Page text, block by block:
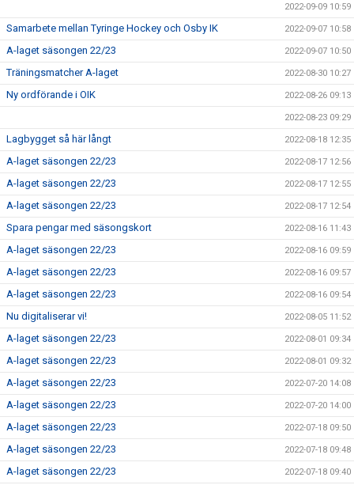
2022-09-09 10:59
Samarbete mellan Tyringe Hockey och Osby IK 2022-09-07 10:58
A-laget säsongen 22/23 2022-09-07 10:50
Träningsmatcher A-laget 2022-08-30 10:27
Ny ordförande i OIK 2022-08-26 09:13
2022-08-23 09:29
Lagbygget så här långt 2022-08-18 12:35
A-laget säsongen 22/23 2022-08-17 12:56
A-laget säsongen 22/23 2022-08-17 12:55
A-laget säsongen 22/23 2022-08-17 12:54
Spara pengar med säsongskort 2022-08-16 11:43
A-laget säsongen 22/23 2022-08-16 09:59
A-laget säsongen 22/23 2022-08-16 09:57
A-laget säsongen 22/23 2022-08-16 09:54
Nu digitaliserar vi! 2022-08-05 11:52
A-laget säsongen 22/23 2022-08-01 09:34
A-laget säsongen 22/23 2022-08-01 09:32
A-laget säsongen 22/23 2022-07-20 14:08
A-laget säsongen 22/23 2022-07-20 14:00
A-laget säsongen 22/23 2022-07-18 09:50
A-laget säsongen 22/23 2022-07-18 09:48
A-laget säsongen 22/23 2022-07-18 09:40